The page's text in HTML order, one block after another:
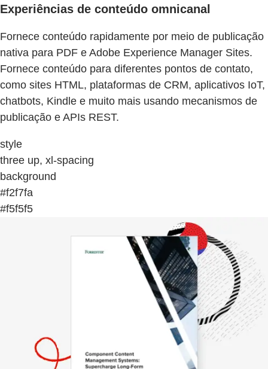
Experiências de conteúdo omnicanal
Fornece conteúdo rapidamente por meio de publicação
nativa para PDF e Adobe Experience Manager Sites.
Fornece conteúdo para diferentes pontos de contato,
como sites HTML, plataformas de CRM, aplicativos IoT,
chatbots, Kindle e muito mais usando mecanismos de
publicação e APIs REST.
style
three up, xl-spacing
background
#f2f7fa
#f5f5f5